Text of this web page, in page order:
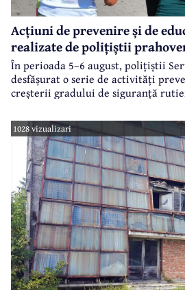
Acțiuni de prevenire și de
realizate de polițiștii
În perioada 5–6 august, polițiștii
desfășurat o serie de activități
creșterii gradului de siguranță
estival.
1028 vizualizari